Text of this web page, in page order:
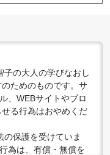
子の大人の学びなおし
ためのものです。サ
、WEBサイトやブロ
る行為はおやめくだ
保護を受けていま
為は、有償・無償を